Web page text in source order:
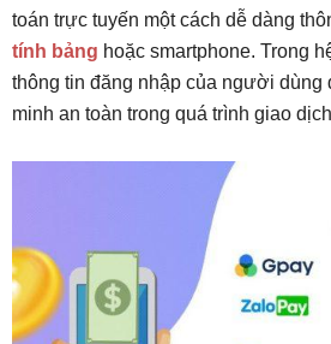
toán trực tuyến một cách dễ dàng
tính bảng hoặc smartphone. Trong
thông tin đăng nhập của người
minh an toàn trong quá trình giao